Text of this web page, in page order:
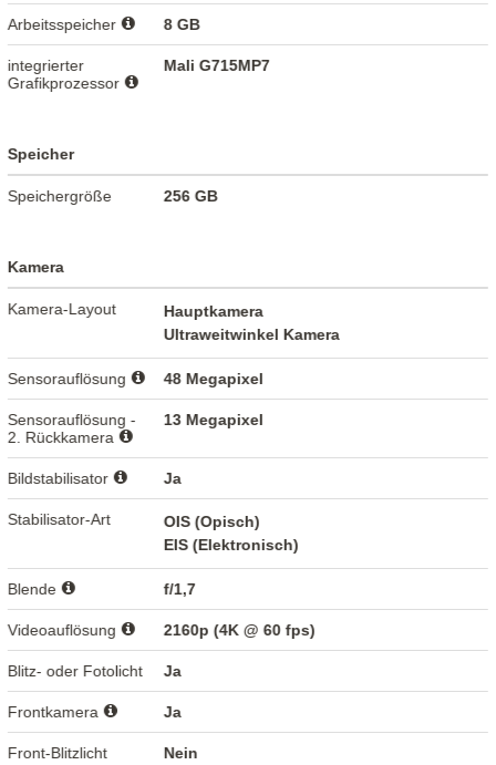
Arbeitsspeicher 8 GB
integrierter
Grafikprozessor
Mali G715MP7
Speicher
Speichergröße 256 GB
Kamera
Kamera-Layout
Hauptkamera
Ultraweitwinkel Kamera
Sensorauflösung 48 Megapixel
Sensorauflösung -
2. Rückkamera
13 Megapixel
Bildstabilisator Ja
Stabilisator-Art
OIS (Opisch)
EIS (Elektronisch)
Blende f/1,7
Videoauflösung 2160p (4K @ 60 fps)
Blitz- oder Fotolicht Ja
Frontkamera Ja
Front-Blitzlicht Nein